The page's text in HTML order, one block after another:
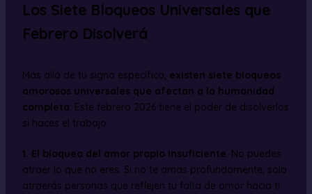
Los Siete Bloqueos Universales que
Febrero Disolverá
Más allá de tu signo específico, existen siete bloqueos
amorosos universales que afectan a la humanidad
completa . Este febrero 2026 tiene el poder de disolverlos
si haces el trabajo:
1. El bloqueo del amor propio insuficiente . No puedes
atraer lo que no eres. Si no te amas profundamente, solo
atraerás personas que reflejen tu falta de amor hacia ti